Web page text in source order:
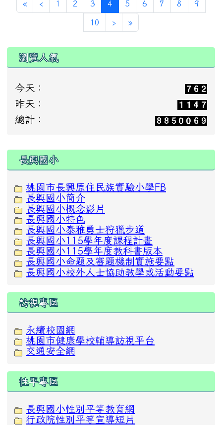
« ‹ 1 2 3 4 (current)
5 6 7 8 9
10 › »
瀏覽人氣
今天：
昨天：
總計：
:::
長興國小
桃園市長興原住民族實驗小學FB
長興國小簡介
長興國小概念影片
長興國小特色
長興國小泰雅勇士狩獵步道
長興國小115學年度課程計畫
長興國小115學年度教科書版本
長興國小命題及審題機制實施要點
長興國小校外人士協助教學或活動要點
訪視專區
永續校園網
桃園市健康學校輔導訪視平台
交通安全網
性平專區
長興國小性別平等教育網
行政院性別平等宣導短片